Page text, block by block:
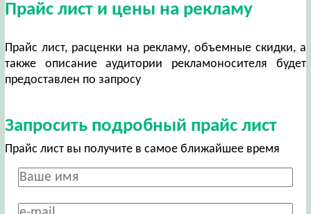
Прайс лист и цены на рекламу
Прайс лист, расценки на рекламу, объемные скидки, а
также описание аудитории рекламоносителя будет
предоставлен по запросу
Запросить подробный прайс лист
Прайс лист вы получите в самое ближайшее время